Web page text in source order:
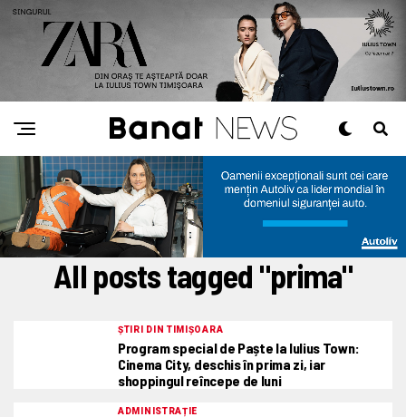
All posts tagged "prima"
ȘTIRI DIN TIMIȘOARA
Program special de Paște la Iulius Town:
Cinema City, deschis în prima zi, iar
shoppingul reîncepe de luni
ADMINISTRAȚIE